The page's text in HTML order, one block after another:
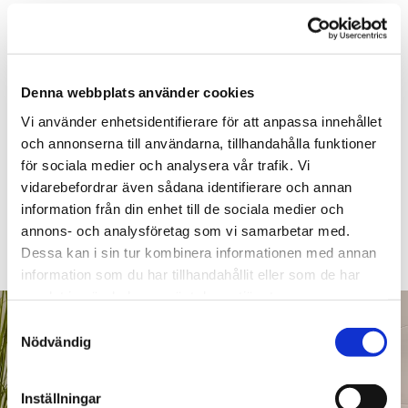
Denna webbplats använder cookies
Vi använder enhetsidentifierare för att anpassa innehållet
och annonserna till användarna, tillhandahålla funktioner
för sociala medier och analysera vår trafik. Vi
vidarebefordrar även sådana identifierare och annan
information från din enhet till de sociala medier och
annons- och analysföretag som vi samarbetar med.
Dessa kan i sin tur kombinera informationen med annan
information som du har tillhandahållit eller som de har
Samtyckesval
Nödvändig
Inställningar
underleverantörer. Du har en enda kontaktpunkt
för allt arbete, vilket gör processen smidigare
och enklare för dig. Våra tjänster är
skräddarsydda och anpassade efter dina
utveckla dina idéer och visioner så att du kan få
ditt drömbadrum precis som du vill ha det.
Kontakta oss